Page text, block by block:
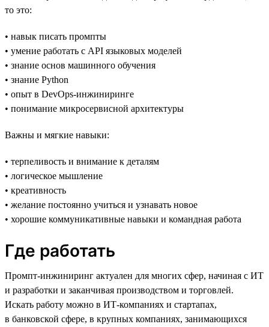
то это:
• навык писать промпты
• умение работать с API языковых моделей
• знание основ машинного обучения
• знание Python
• опыт в DevOps-инжиниринге
• понимание микросервисной архитектуры
Важны и мягкие навыки:
• терпеливость и внимание к деталям
• логическое мышление
• креативность
• желание постоянно учиться и узнавать новое
• хорошие коммуникативные навыки и командная работа
Где работать
Промпт-инжиниринг актуален для многих сфер, начиная с ИТ
и разработки и заканчивая производством и торговлей.
Искать работу можно в ИТ-компаниях и стартапах,
в банковской сфере, в крупных компаниях, занимающихся